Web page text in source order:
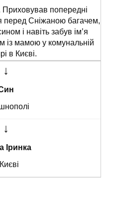
попередні
перед Сніжаною багачем,
і навіть забув ім’я
із мамою у комунальній
в Києві.
↓
↓
Іринка